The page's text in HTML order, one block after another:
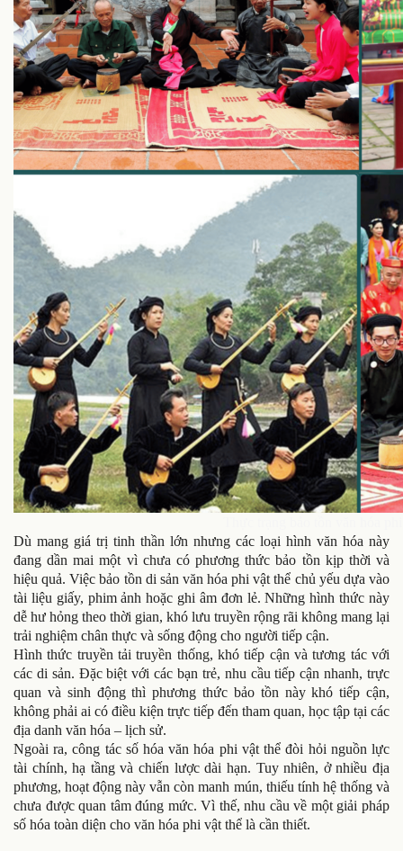
Dù mang giá trị tinh thần lớn nhưng các loại hình văn hóa này
đang dần mai một vì chưa có phương thức bảo tồn kịp thời và
hiệu quả. Việc bảo tồn di sản văn hóa phi vật thể chủ yếu dựa vào
tài liệu giấy, phim ảnh hoặc ghi âm đơn lẻ. Những hình thức này
dễ hư hỏng theo thời gian, khó lưu truyền rộng rãi không mang lại
trải nghiệm chân thực và sống động cho người tiếp cận.
Hình thức truyền tải truyền thống, khó tiếp cận và tương tác với
các di sản. Đặc biệt với các bạn trẻ, nhu cầu tiếp cận nhanh, trực
quan và sinh động thì phương thức bảo tồn này khó tiếp cận,
không phải ai có điều kiện trực tiếp đến tham quan, học tập tại các
địa danh văn hóa – lịch sử.
Ngoài ra, công tác số hóa văn hóa phi vật thể đòi hỏi nguồn lực
tài chính, hạ tầng và chiến lược dài hạn. Tuy nhiên, ở nhiều địa
phương, hoạt động này vẫn còn manh mún, thiếu tính hệ thống và
chưa được quan tâm đúng mức. Vì thế, nhu cầu về một giải pháp
số hóa toàn diện cho văn hóa phi vật thể là cần thiết.